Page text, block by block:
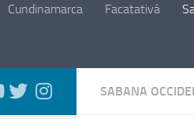
Cundinamarca Facatativá
SABANA